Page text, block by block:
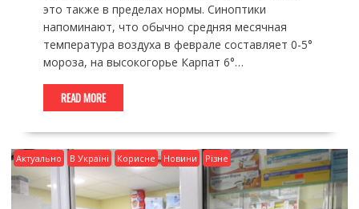
это также в пределах нормы. Синоптики
напоминают, что обычно средняя месячная
температура воздуха в феврале составляет 0-5°
мороза, на высокогорье Карпат 6°…
READ MORE
Актуально В Україні Корисне Новини Різне